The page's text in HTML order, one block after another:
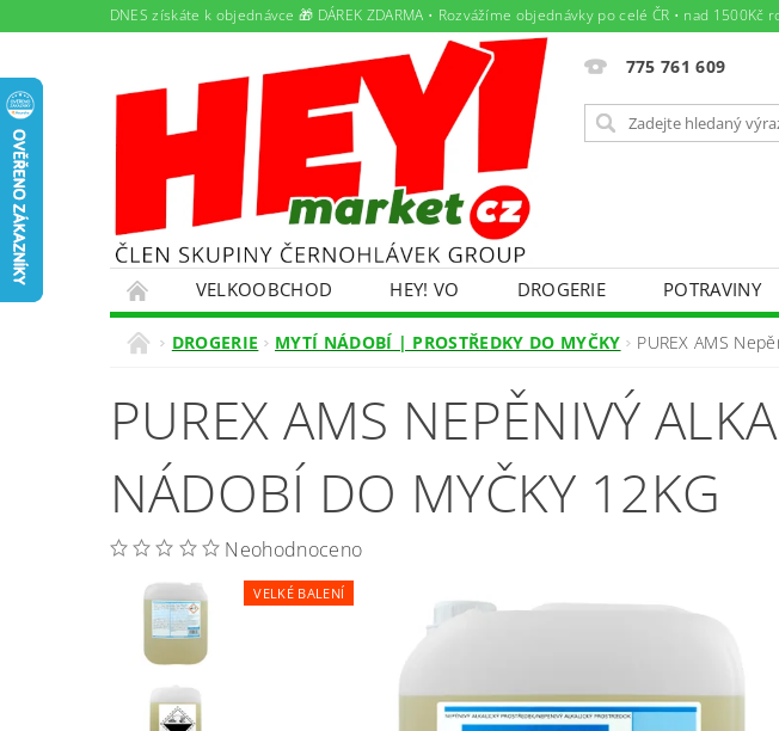
DNES získáte k objednávce 🎁 DÁREK ZDARMA • Rozvážíme objednávky po celé ČR • nad 1500Kč
775 761 609
VELKOOBCHOD HEY! VO DROGERIE POTRAVINY
PAMLSKY PRO DOMÁCÍ MAZLÍČKY
PRONÁJEM TEXTIL -
EKOKOM
OLEJOVÝ SERVIS NABÍDKY PRÁCE AKTUÁLNÍ
DROGERIE MYTÍ NÁDOBÍ | PROSTŘEDKY DO MYČKY PUREX AMS
PUREX AMS NEPĚNIVÝ
NÁDOBÍ DO MYČKY 12KG
Neohodnoceno
VELKÉ BALENÍ